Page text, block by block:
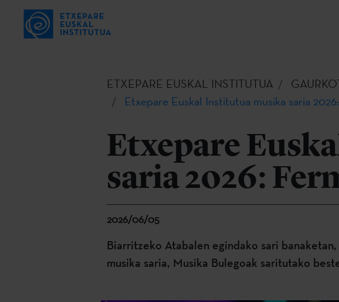
ETXEPARE EUSKAL INSTITUTUA
Etxepare Euskal Institutua musika saria
Etxepare
saria 2026:
2026/06/05
Biarritzeko Atabalen egindako sari
musika saria, Musika Bulegoak saritutako